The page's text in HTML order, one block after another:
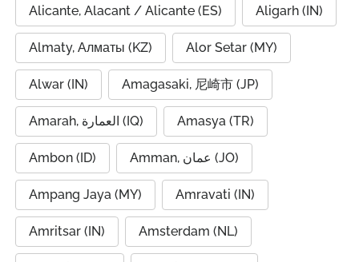
Alicante, Alacant / Alicante (ES) Aligarh (IN)
Almaty, Алматы (KZ) Alor Setar (MY)
Alwar (IN) Amagasaki, 尼崎市 (JP)
Amarah, العمارة (IQ) Amasya (TR)
Ambon (ID) Amman, عمان (JO)
Ampang Jaya (MY) Amravati (IN)
Amritsar (IN) Amsterdam (NL)